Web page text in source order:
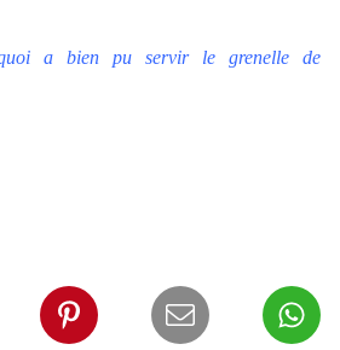
a bien pu servir le grenelle de